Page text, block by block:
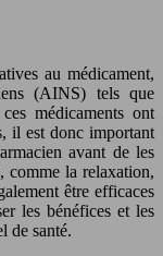
au médicament,
(AINS) tels que
médicaments ont
il est donc important
avant de les
comme la relaxation,
être efficaces
les bénéfices et les
de santé.